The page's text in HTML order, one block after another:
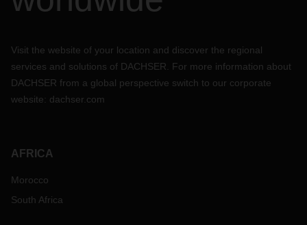
Visit the website of your location and discover the regional
services and solutions of DACHSER. For more information about
DACHSER from a global perspective switch to our corporate
website: dachser.com
AFRICA
Morocco
South Africa